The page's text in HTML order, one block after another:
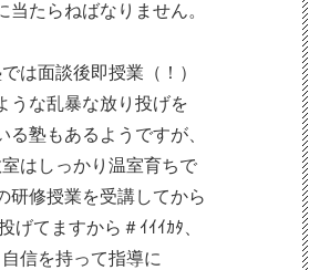
当たらねばなりません。
は面談後即授業（！）
うな乱暴な放り投げを
る塾もあるようですが、
はしっかり温室育ちで
研修授業を受講してから
げてますから＃ｲｲｲｶﾀ、
自信を持って指導に